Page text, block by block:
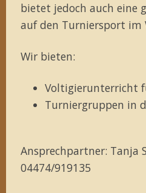
bietet jedoch auch eine
auf den Turniersport im
Wir bieten:
Voltigierunterricht
Turniergruppen in
Ansprechpartner: Tanja
04474/919135